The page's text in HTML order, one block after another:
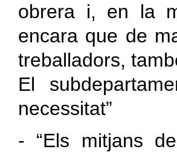
obrera i, en la
encara que de
treballadors,
El
necessitat”
- “Els mitjans